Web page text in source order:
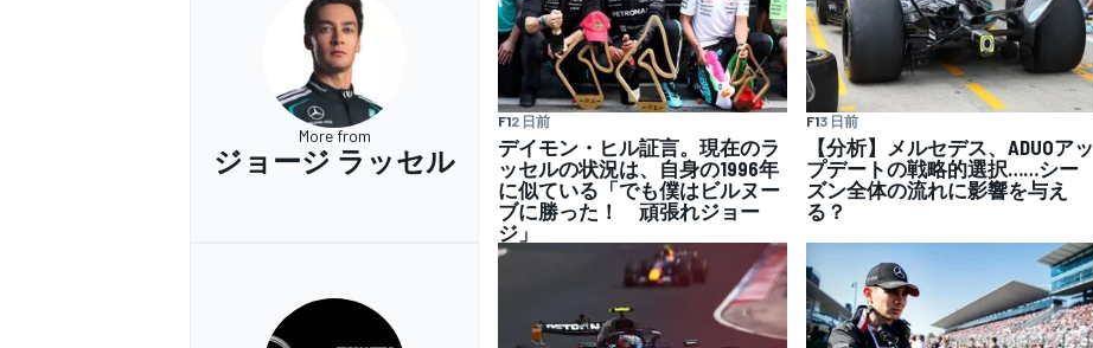
More from
ジョージ ラッセル
F12 日前
デイモン・ヒル証言。現在のラ
ッセルの状況は、自身の1996年
に似ている「でも僕はビルヌー
ブに勝った！ 頑張れジョー
ジ」
F13 日前
【分析】メルセデス、ADUOアッ
プデートの戦略的選択……シー
ズン全体の流れに影響を与え
る？